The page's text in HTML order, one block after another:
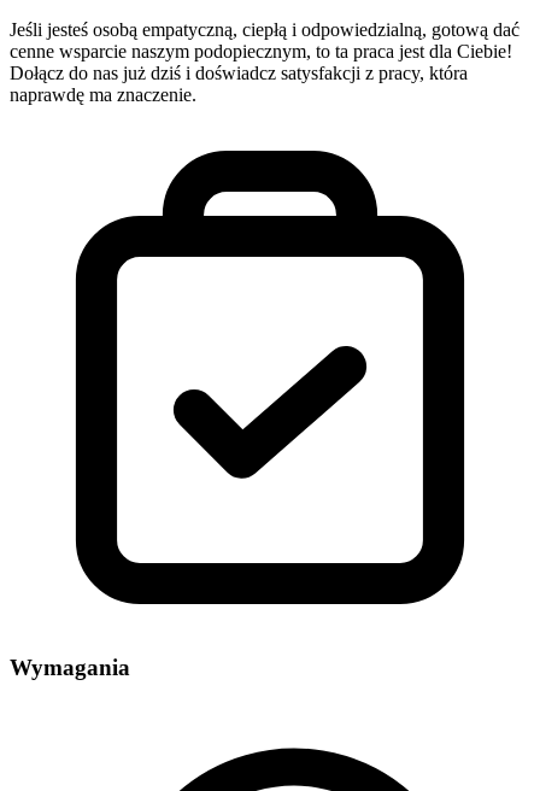
Jeśli jesteś osobą empatyczną, ciepłą i odpowiedzialną, gotową dać
cenne wsparcie naszym podopiecznym, to ta praca jest dla Ciebie!
Dołącz do nas już dziś i doświadcz satysfakcji z pracy, która
naprawdę ma znaczenie.
Wymagania